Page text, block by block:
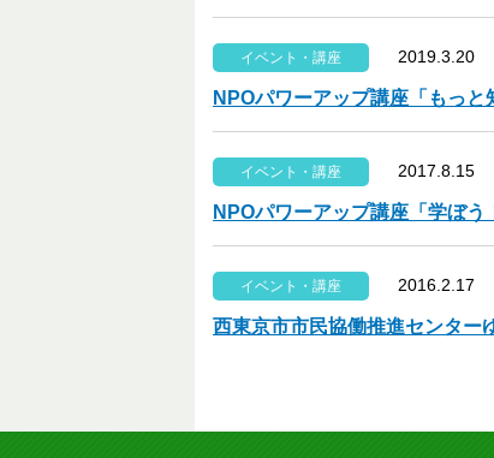
イベント・講座 2019.3.20
NPOパワーアップ講座「もっと
イベント・講座 2017.8.15
NPOパワーアップ講座「学ぼう
イベント・講座 2016.2.17
西東京市市民協働推進センター